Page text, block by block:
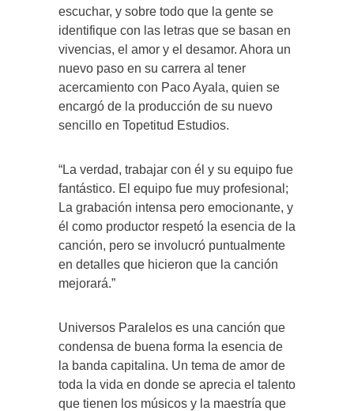
escuchar, y sobre todo que la gente se
identifique con las letras que se basan en
vivencias, el amor y el desamor. Ahora un
nuevo paso en su carrera al tener
acercamiento con Paco Ayala, quien se
encargó de la producción de su nuevo
sencillo en Topetitud Estudios.
“La verdad, trabajar con él y su equipo fue
fantástico. El equipo fue muy profesional;
La grabación intensa pero emocionante, y
él como productor respetó la esencia de la
canción, pero se involucró puntualmente
en detalles que hicieron que la canción
mejorará.”
Universos Paralelos es una canción que
condensa de buena forma la esencia de
la banda capitalina. Un tema de amor de
toda la vida en donde se aprecia el talento
que tienen los músicos y la maestría que